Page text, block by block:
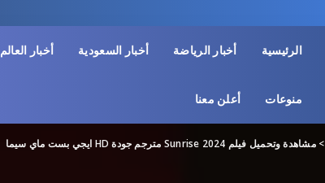
الرئيسية أخبار الرياضة أخبار السعودية أخبار العالم
منوعات أعلن معنا
>مشاهدة وتحميل فيلم Sunrise 2024 مترجم جودة HD ايجي بست ماي سيما